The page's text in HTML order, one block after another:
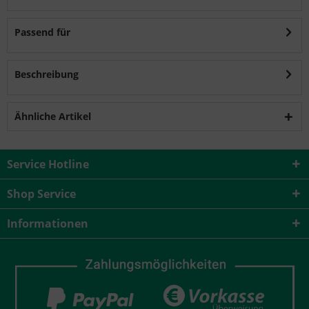
Passend für
Beschreibung
Ähnliche Artikel
Service Hotline
Shop Service
Informationen